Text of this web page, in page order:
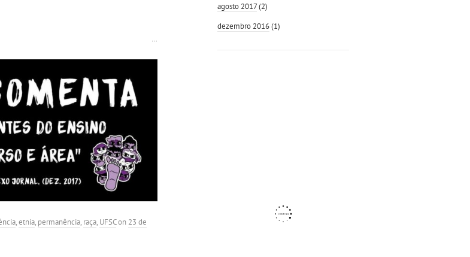
…
,etnia, permanência, raça, UFSCon 23 de
agosto 2017(2)
dezembro 2016(1)